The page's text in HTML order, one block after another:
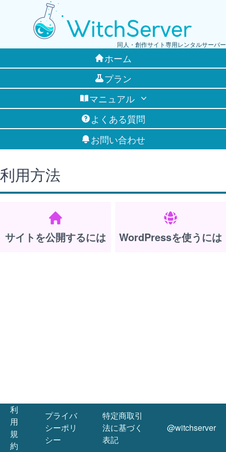
同人・創作サイト専用レンタルサーバー
ホーム
プラン
マニュアル
よくある質問
お問い合わせ
利用方法
サイトを公開するには WordPressを使うには
利
用
規
約
プライバ
シーポリ
シー
特定商取引
法に基づく
表記
@witchserver